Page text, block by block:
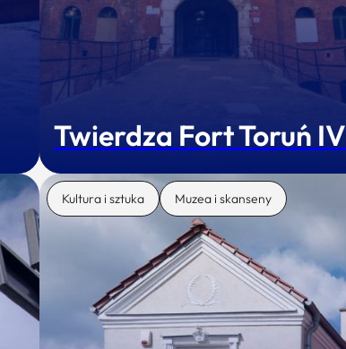
Twierdza Fort Toruń IV
Kultura i sztuka Muzea i skanseny